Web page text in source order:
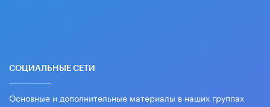
СОЦИАЛЬНЫЕ СЕТИ
Основные и дополнительные материалы в наших группах